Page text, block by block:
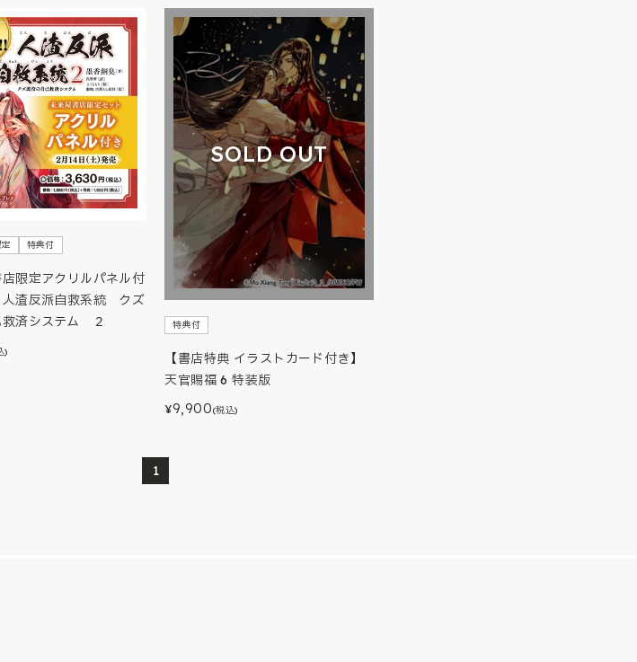
特典付
店限定アクリルパネル付
人渣反派自救系統 クズ
救済システム ２
)
SOLD OUT
特典付
【書店特典 イラストカード付き】
天官賜福 6 特装版
¥9,900(税込)
1